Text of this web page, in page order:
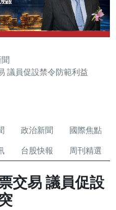
議員促設禁令防範利益
政治新聞
國際焦點
台股快報 周刊精選
交易 議員促設